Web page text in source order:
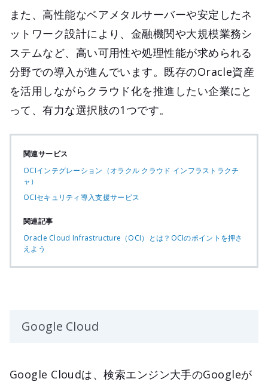
また、高性能なベアメタルサーバーや安定したネ
ットワーク設計により、金融機関や大規模業務シ
ステムなど、高い可用性や処理性能が求められる
分野での導入が進んでいます。既存のOracle資産
を活用しながらクラウド化を推進したい企業にと
って、有力な選択肢の1つです。
関連サービス
OCIインテグレーション（オラクル クラウド インフラストラクチ
ャ）
OCIセキュリティ導入支援サービス
関連記事
Oracle Cloud Infrastructure（OCI）とは？OCIのポイントを押さ
えよう
Google Cloud
Google Cloudは、検索エンジン大手のGoogleが